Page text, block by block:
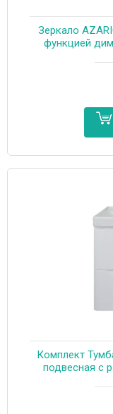
Зеркало
функцией
Комплект
подвесная с